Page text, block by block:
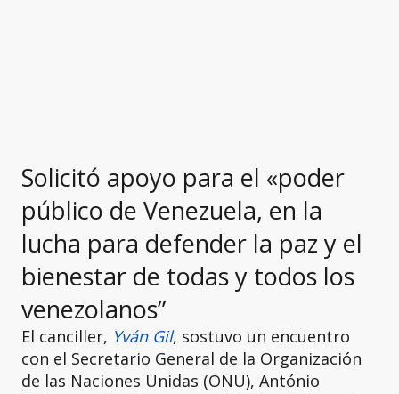
Solicitó apoyo para el «poder
público de Venezuela, en la
lucha para defender la paz y el
bienestar de todas y todos los
venezolanos”
El canciller, Yván Gil, sostuvo un encuentro
con el Secretario General de la Organización
de las Naciones Unidas (ONU), António